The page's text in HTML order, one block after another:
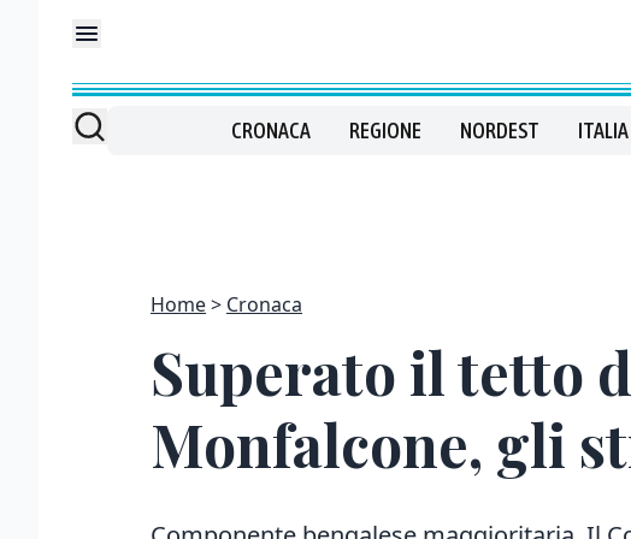
CRONACA REGIONE NORDEST ITALIA
Home Cronaca
Superato il tetto
Monfalcone, gli